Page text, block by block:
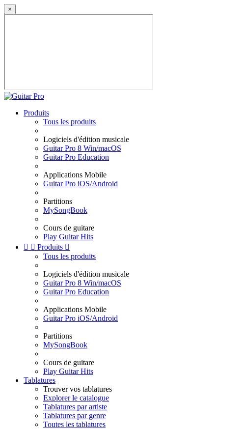
×
Produits
Tous les produits
Logiciels d'édition musicale
Guitar Pro 8 Win/macOS
Guitar Pro Education
Applications Mobile
Guitar Pro iOS/Android
Partitions
MySongBook
Cours de guitare
Play Guitar Hits
  Produits 
Tous les produits
Logiciels d'édition musicale
Guitar Pro 8 Win/macOS
Guitar Pro Education
Applications Mobile
Guitar Pro iOS/Android
Partitions
MySongBook
Cours de guitare
Play Guitar Hits
Tablatures
Trouver vos tablatures
Explorer le catalogue
Tablatures par artiste
Tablatures par genre
Toutes les tablatures